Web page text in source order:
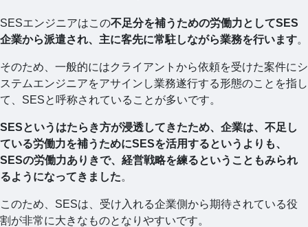
SESエンジニアはこの不足分を補うための労働力としてSES
企業から派遣され、主に客先に常駐しながら業務を行います。
そのため、一般的にはクライアントから依頼を受けた案件にシ
ステムエンジニアをアサインし業務遂行する形態のことを指し
て、SESと呼称されていることが多いです。
SESというはたらき方が浸透してきたため、企業は、不足し
ている労働力を補うためにSESを活用するというよりも、
SESの労働力ありきで、経営戦略を練るということもみられ
るようになってきました。
このため、SESは、受け入れる企業側から期待されている役
割が非常に大きなものとなりやすいです。